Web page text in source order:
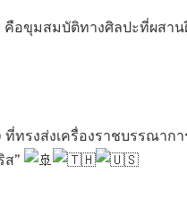
คือขุมสมบัติทางศิลปะที่ผส
ทรงส่งเครื่องราชบรรณา
”